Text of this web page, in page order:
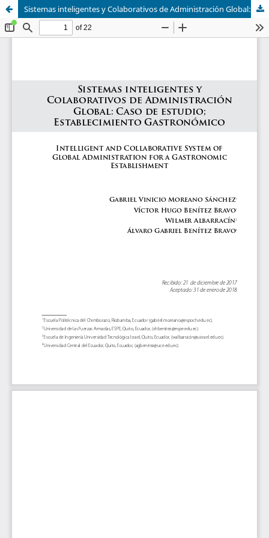
Sistemas inteligentes y Colaborativos de Administración Global: Caso de estudio; Establecimiento Gastronómico